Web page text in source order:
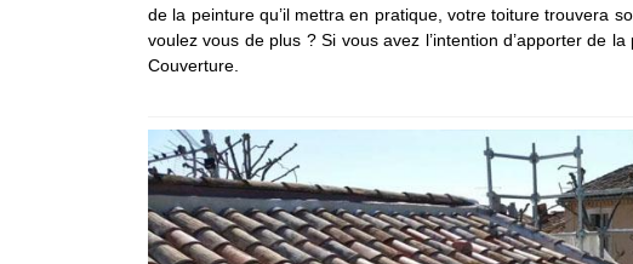
de la peinture qu’il mettra en pratique, votre toiture trouvera
voulez vous de plus ? Si vous avez l’intention d’apporter de
Couverture.